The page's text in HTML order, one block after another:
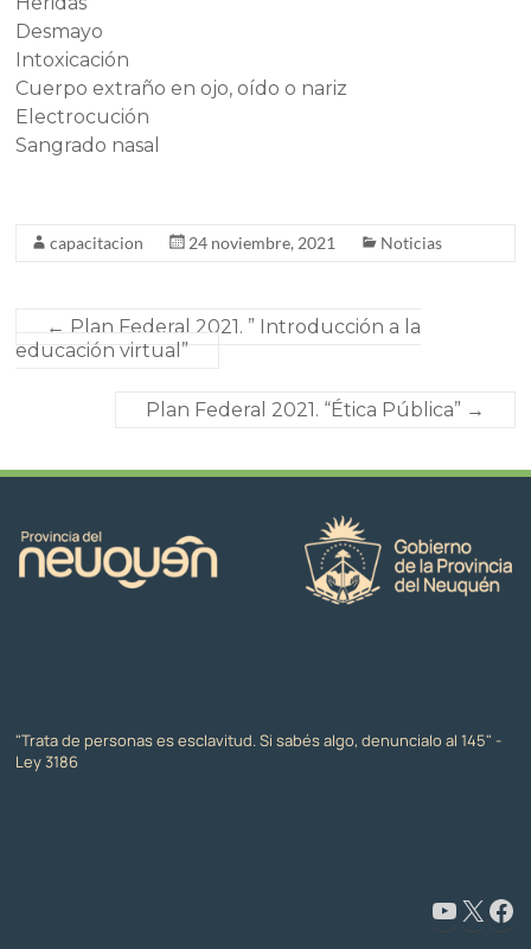
Desmayo
Intoxicación
Cuerpo extraño en ojo, oído o nariz
Electrocución
Sangrado nasal
capacitacion 24 noviembre, 2021 Noticias
← Plan Federal 2021. ” Introducción a la
educación virtual”
Plan Federal 2021. “Ética Pública” →
"Trata de personas es esclavitud. Si sabés algo, denuncialo al 145" -
Ley 3186
www.youtube.com/@CapacitaciónyFormaciónNeuquén X Facebook